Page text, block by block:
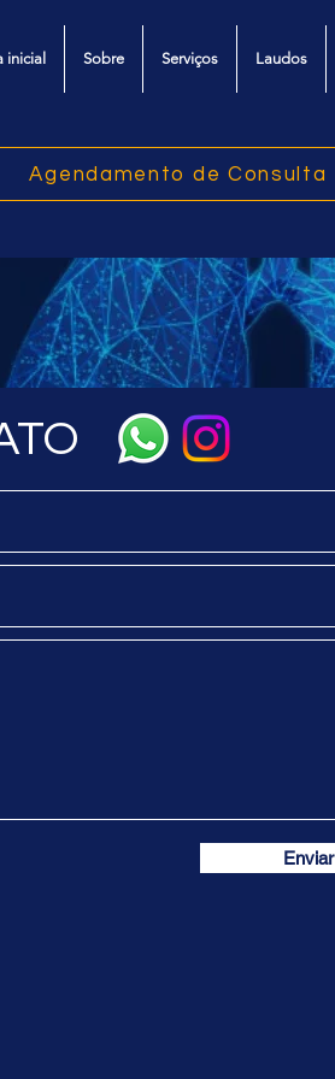
inicial Sobre Serviços Laudos
Agendamento de Consulta
Enviar